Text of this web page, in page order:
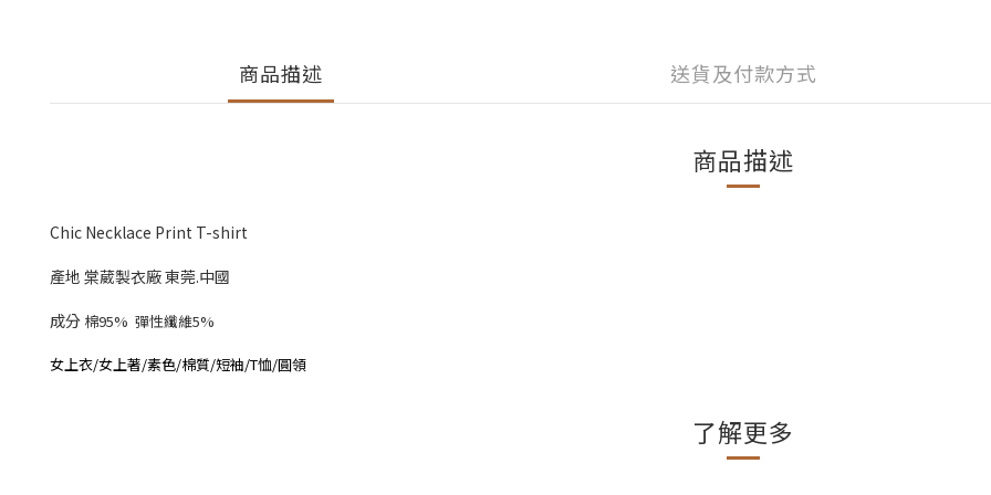
商品描述 送貨及付款方式
商品描述
Chic Necklace Print T-shirt
產地 棠葳製衣廠 東莞.中國
成分 棉95% 彈性纖維5%
女上衣/女上著/素色/棉質/短袖/T恤/圓領
了解更多